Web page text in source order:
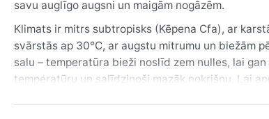
savu auglīgo augsni un maigām nogāzēm.
Klimats ir mitrs subtropisks (Kēpena Cfa), ar
svārstās ap 30°C, ar augstu mitrumu un biežām
salu – temperatūra bieži noslīd zem nulles, lai
temperatūru un salīdzinoši mazāk nokrišņu. Lai